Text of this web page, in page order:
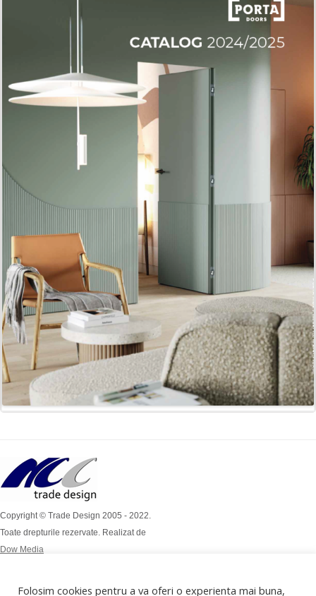
Copyright © Trade Design 2005 - 2022.
Toate drepturile rezervate. Realizat de
Dow Media
Folosim cookies pentru a va oferi o experienta mai buna,